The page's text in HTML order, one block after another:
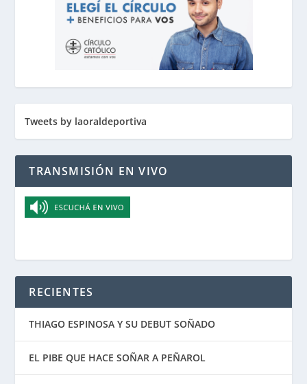
Tweets by laoraldeportiva
TRANSMISIÓN EN VIVO
RECIENTES
THIAGO ESPINOSA Y SU DEBUT SOÑADO
EL PIBE QUE HACE SOÑAR A PEÑAROL